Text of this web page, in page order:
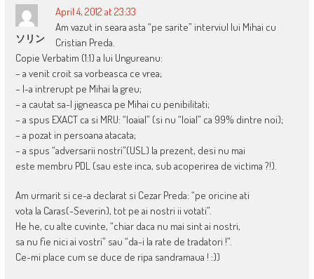
ソリン
April 4, 2012 at 23:33
Am vazut in seara asta “pe sarite” interviul lui Mihai cu
Cristian Preda.
Copie Verbatim (1:1) a lui Ungureanu:
– a venit croit sa vorbeasca ce vrea;
– l-a intrerupt pe Mihai la greu;
– a cautat sa-l jigneasca pe Mihai cu penibilitati;
– a spus EXACT ca si MRU: “loaial” (si nu “loial” ca 99% dintre noi);
– a pozat in persoana atacata;
– a spus “adversarii nostri”(USL) la prezent, desi nu mai
este membru PDL (sau este inca, sub acoperirea de victima ?!).
Am urmarit si ce-a declarat si Cezar Preda: “pe oricine ati
vota la Caras(-Severin), tot pe ai nostri ii votati”.
He he, cu alte cuvinte, “chiar daca nu mai sint ai nostri,
sa nu fie nici ai vostri” sau “da-i la rate de tradatori !”.
Ce-mi place cum se duce de ripa sandramaua ! :))